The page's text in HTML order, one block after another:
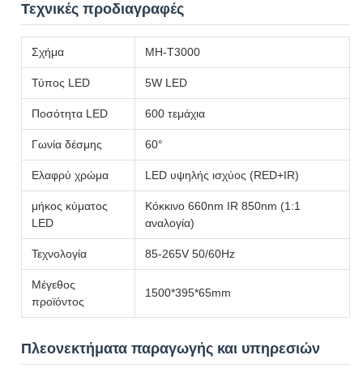
Τεχνικές προδιαγραφές
Σχήμα MH-T3000
Τύπος LED 5W LED
Ποσότητα LED 600 τεμάχια
Γωνία δέσμης 60°
Ελαφρύ χρώμα LED υψηλής ισχύος (RED+IR)
μήκος κύματος
LED
Κόκκινο 660nm IR 850nm (1:1
αναλογία)
Τεχνολογία 85-265V 50/60Hz
Μέγεθος
προϊόντος
1500*395*65mm
Πλεονεκτήματα παραγωγής και υπηρεσιών